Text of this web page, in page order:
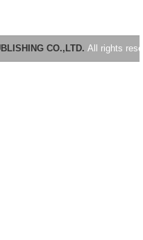
CO.,LTD. All rights